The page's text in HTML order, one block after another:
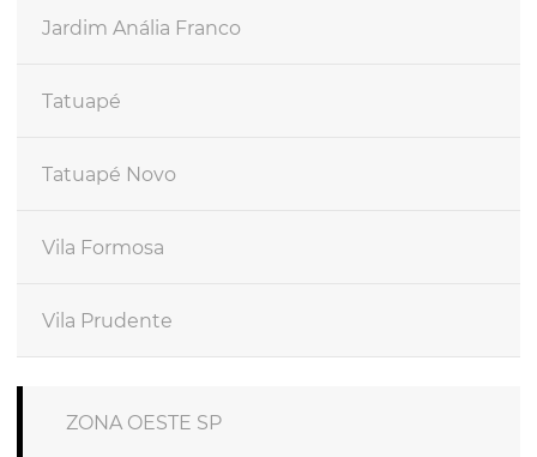
Jardim Anália Franco
Tatuapé
Tatuapé Novo
Vila Formosa
Vila Prudente
ZONA OESTE SP